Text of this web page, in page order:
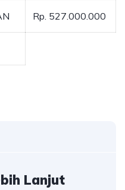
Rp. 527.000.000
Lanjut